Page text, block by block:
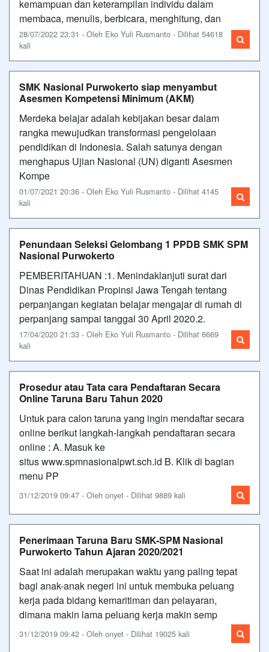
kemampuan dan keterampilan individu dalam
membaca, menulis, berbicara, menghitung, dan
28/07/2022 23:31 - Oleh Eko Yuli Rusmanto - Dilihat 54618
kali
SMK Nasional Purwokerto siap menyambut
Asesmen Kompetensi Minimum (AKM)
Merdeka belajar adalah kebijakan besar dalam
rangka mewujudkan transformasi pengelolaan
pendidikan di Indonesia. Salah satunya dengan
menghapus Ujian Nasional (UN) diganti Asesmen
Kompe
01/07/2021 20:36 - Oleh Eko Yuli Rusmanto - Dilihat 4145
kali
Penundaan Seleksi Gelombang 1 PPDB SMK SPM
Nasional Purwokerto
PEMBERITAHUAN :1. Menindaklanjuti surat dari
Dinas Pendidikan Propinsi Jawa Tengah tentang
perpanjangan kegiatan belajar mengajar di rumah di
perpanjang sampai tanggal 30 April 2020.2.
17/04/2020 21:33 - Oleh Eko Yuli Rusmanto - Dilihat 6669
kali
Prosedur atau Tata cara Pendaftaran Secara
Online Taruna Baru Tahun 2020
Untuk para calon taruna yang ingin mendaftar secara
online berikut langkah-langkah pendaftaran secara
online : A. Masuk ke
situs www.spmnasionalpwt.sch.id B. Klik di bagian
menu PP
31/12/2019 09:47 - Oleh onyet - Dilihat 9889 kali
Penerimaan Taruna Baru SMK-SPM Nasional
Purwokerto Tahun Ajaran 2020/2021
Saat ini adalah merupakan waktu yang paling tepat
bagi anak-anak negeri ini untuk membuka peluang
kerja pada bidang kemaritiman dan pelayaran,
dimana makin lama peluang kerja makin semp
31/12/2019 09:42 - Oleh onyet - Dilihat 19025 kali